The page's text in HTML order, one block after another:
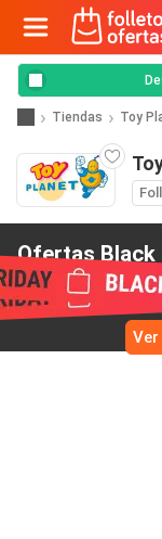
Tiendas Toy
Ofertas Black
de Toy Planet